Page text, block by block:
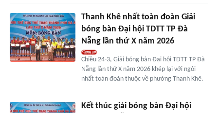
Thanh Khê nhất toàn đoàn Giải
bóng bàn Đại hội TDTT TP Đà
Nẵng lần thứ X năm 2026
Chiều 24-3, Giải bóng bàn Đại hội TDTT TP Đà
Nẵng lần thứ X năm 2026 khép lại với ngôi
nhất toàn đoàn thuộc về phường Thanh Khê.
Kết thúc giải bóng bàn Đại hội